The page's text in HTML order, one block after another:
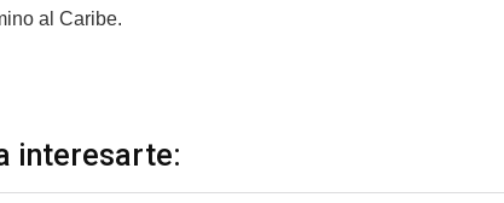
al Caribe.
interesarte: